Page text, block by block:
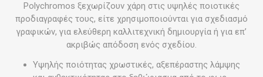
Polychromos ξεχωρίζουν χάρη στις υψηλές ποιοτικές
προδιαγραφές τους, είτε χρησιμοποιούνται για σχεδιασμό
γραφικών, για ελεύθερη καλλιτεχνική δημιουργία ή για επ’
ακριβώς απόδοση ενός σχεδίου.
Υψηλής ποιότητας χρωστικές, αξεπέραστης λάμψης